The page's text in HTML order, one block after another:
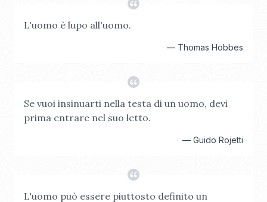
L'uomo è lupo all'uomo.
— Thomas Hobbes
Se vuoi insinuarti nella testa di un uomo, devi
prima entrare nel suo letto.
— Guido Rojetti
L'uomo può essere piuttosto definito un